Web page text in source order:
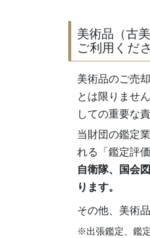
美術品（古
ご利用くだ
美術品のご売
とは限りませ
しての重要な
当財団の鑑定
れる「鑑定評
自衛隊、国会
ります。
その他、美術
※出張鑑定、鑑